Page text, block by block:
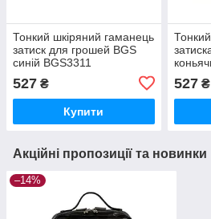
Тонкий шкіряний гаманець
затиск для грошей BGS
синій BGS3311
527 ₴
Купити
527₴
Акційні пропозиції та новинки
–14%